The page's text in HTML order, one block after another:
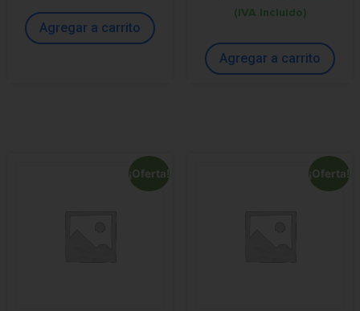
Agregar a carrito
(IVA Incluido)
Agregar a carrito
¡Oferta! ¡Oferta!